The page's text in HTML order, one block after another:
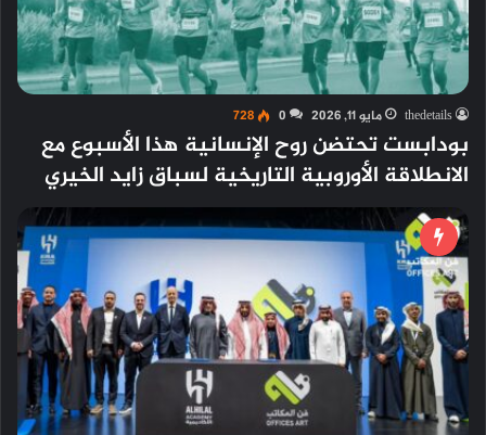
thedetails مايو 11, 2026 0
728
بودابست تحتضن روح الإنسانية هذا الأسبوع مع
الانطلاقة الأوروبية التاريخية لسباق زايد الخيري